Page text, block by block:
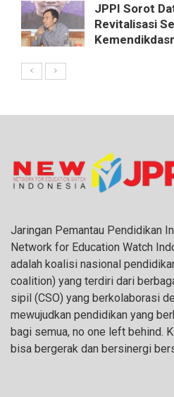
JPPI Sorot
Revitalisasi
Jaringan Pemantau Pendidikan
Network for Education Watch
adalah koalisi nasional
coalition) yang terdiri dari
sipil (CSO) yang berkolaborasi
mewujudkan pendidikan yang
bagi semua, no one left behind.
bisa bergerak dan bersinergi